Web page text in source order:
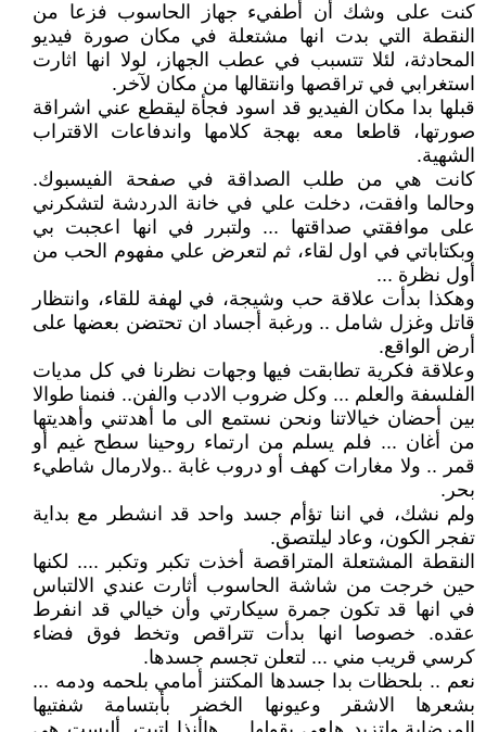
كنت على وشك أن أطفيء جهاز الحاسوب فزعا من
النقطة التي بدت انها مشتعلة في مكان صورة فيديو
المحادثة، لئلا تتسبب في عطب الجهاز، لولا انها اثارت
استغرابي في تراقصها وانتقالها من مكان لآخر.
قبلها بدا مكان الفيديو قد اسود فجأة ليقطع عني اشراقة
صورتها، قاطعا معه بهجة كلامها واندفاعات الاقتراب
الشهية.
كانت هي من طلب الصداقة في صفحة الفيسبوك.
وحالما وافقت، دخلت علي في خانة الدردشة لتشكرني
على موافقتي صداقتها ... ولتبرر في انها اعجبت بي
وبكتاباتي في اول لقاء، ثم لتعرض علي مفهوم الحب من
أول نظرة ...
وهكذا بدأت علاقة حب وشيجة، في لهفة للقاء، وانتظار
قاتل وغزل شامل .. ورغبة أجساد ان تحتضن بعضها على
أرض الواقع.
وعلاقة فكرية تطابقت فيها وجهات نظرنا في كل مديات
الفلسفة والعلم ... وكل ضروب الادب والفن.. فنمنا طوالا
بين أحضان خيالاتنا ونحن نستمع الى ما أهدتني وأهديتها
من أغان ... فلم يسلم من ارتماء روحينا سطح غيم أو
قمر .. ولا مغارات كهف أو دروب غابة ..ولارمال شاطيء
بحر.
ولم نشك، في اننا تؤأم جسد واحد قد انشطر مع بداية
تفجر الكون، وعاد ليلتصق.
النقطة المشتعلة المتراقصة أخذت تكبر وتكبر .... لكنها
حين خرجت من شاشة الحاسوب أثارت عندي الالتباس
في انها قد تكون جمرة سيكارتي وأن خيالي قد انفرط
عقده. خصوصا انها بدأت تتراقص وتخط فوق فضاء
كرسي قريب مني ... لتعلن تجسم جسدها.
نعم .. بلحظات بدا جسدها المكتنز أمامي بلحمه ودمه ...
بشعرها الاشقر وعيونها الخضر بأبتسامة شفتيها